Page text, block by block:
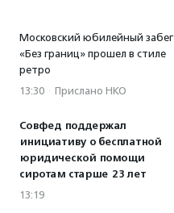
Московский юбилейный забег
«Без границ» прошел в стиле
ретро
13:30 · Прислано НКО
Совфед поддержал
инициативу о бесплатной
юридической помощи
сиротам старше 23 лет
13:19